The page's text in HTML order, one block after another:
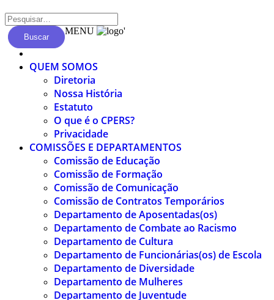
Buscar
MENU '
QUEM SOMOS
Diretoria
Nossa História
Estatuto
O que é o CPERS?
Privacidade
COMISSÕES E DEPARTAMENTOS
Comissão de Educação
Comissão de Formação
Comissão de Comunicação
Comissão de Contratos Temporários
Departamento de Aposentadas(os)
Departamento de Combate ao Racismo
Departamento de Cultura
Departamento de Funcionárias(os) de Escola
Departamento de Diversidade
Departamento de Mulheres
Departamento de Juventude